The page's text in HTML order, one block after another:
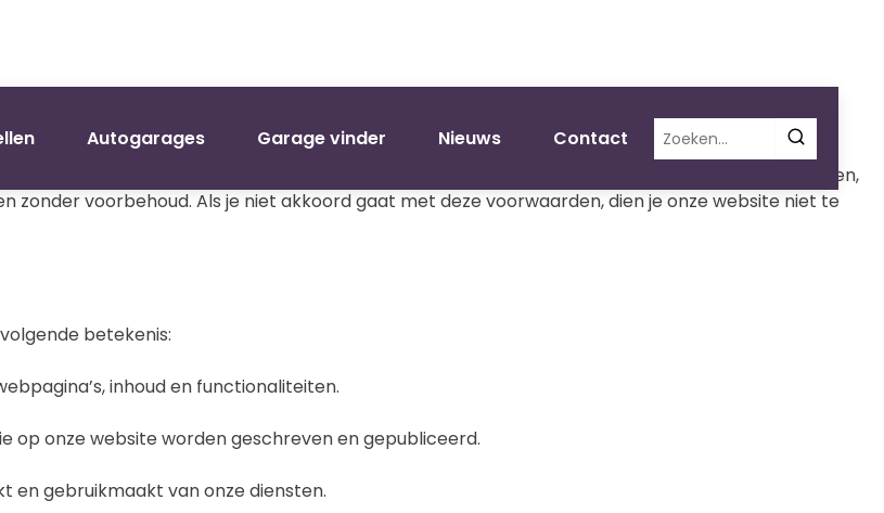
Autogarages Garage vinder Nieuws Contact
Zoeken
naar:
op het gebruik van onze website. Door gebruik te maken van onze website en onze diensten,
voorbehoud. Als je niet akkoord gaat met deze voorwaarden, dien je onze website niet te
betekenis:
inhoud en functionaliteiten.
op onze website worden geschreven en gepubliceerd.
en gebruikmaakt van onze diensten.